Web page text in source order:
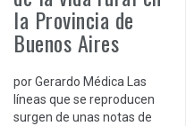
la Provincia de
Buenos Aires
por Gerardo Médica Las
líneas que se reproducen
surgen de unas notas de